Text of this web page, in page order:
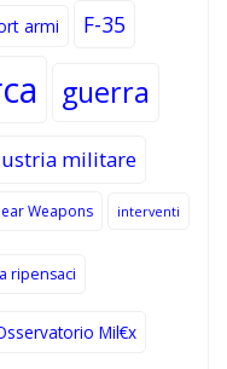
armi F-35
guerra
militare
Weapons interventi
ripensaci
Mil€x